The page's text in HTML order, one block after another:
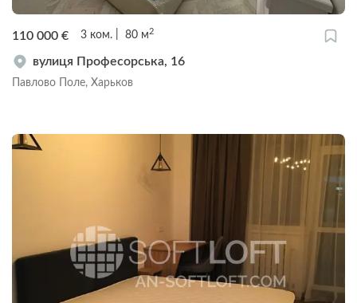
110 000 € 3 ком. 80 м 2
вулиця Професорська, 16
Павлово Поле, Харьков